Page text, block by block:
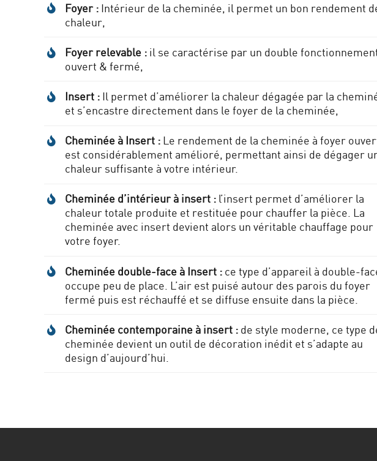
Foyer :Intérieur de la cheminée, il permet un bon rendement
chaleur,
Foyer relevable :il se caractérise par un double
ouvert & fermé,
Insert :Il permet d’améliorer la chaleur dégagée par la
et s’encastre directement dans le foyer de la cheminée,
Cheminée à Insert :Le rendement de la cheminée à foyer
est considérablement amélioré, permettant ainsi de dégager
chaleur suffisante à votre intérieur.
Cheminée d’intérieur à insert :l’insert permet d’améliorer la
chaleur totale produite et restituée pour chauffer la pièce. La
cheminée avec insert devient alors un véritable chauffage pour
votre foyer.
Cheminée double-face à Insert :ce type d’appareil à double-
occupe peu de place. L’air est puisé autour des parois du foyer
fermé puis est réchauffé et se diffuse ensuite dans la pièce.
Cheminée contemporaine à insert :de style moderne, ce type
cheminée devient un outil de décoration inédit et s’adapte au
design d’aujourd’hui.